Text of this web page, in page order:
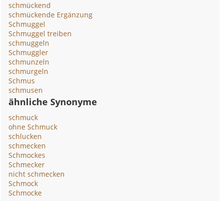
schmückend
schmückende Ergänzung
Schmuggel
Schmuggel treiben
schmuggeln
Schmuggler
schmunzeln
schmurgeln
Schmus
schmusen
ähnliche Synonyme
schmuck
ohne Schmuck
schlucken
schmecken
Schmockes
Schmecker
nicht schmecken
Schmock
Schmocke